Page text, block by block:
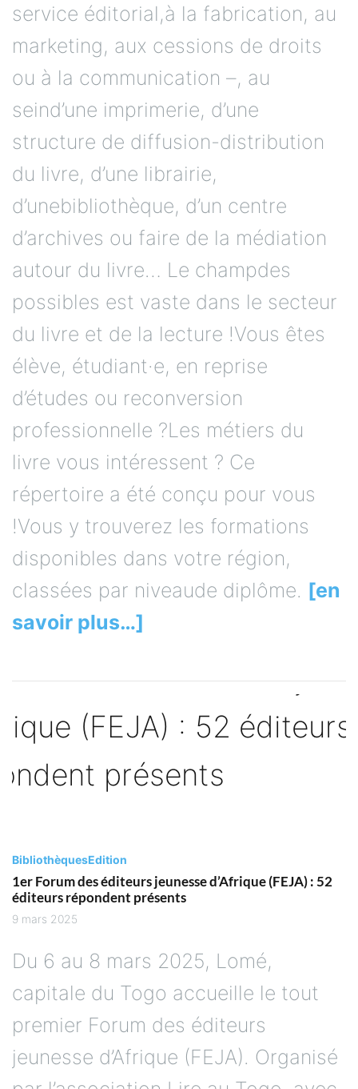
service éditorial,à la fabrication, au
marketing, aux cessions de droits
ou à la communication –, au
seind’une imprimerie, d’une
structure de diffusion-distribution
du livre, d’une librairie,
d’unebibliothèque, d’un centre
d’archives ou faire de la médiation
autour du livre… Le champdes
possibles est vaste dans le secteur
du livre et de la lecture !Vous êtes
élève, étudiant·e, en reprise
d’études ou reconversion
professionnelle ?Les métiers du
livre vous intéressent ? Ce
répertoire a été conçu pour vous
!Vous y trouverez les formations
disponibles dans votre région,
classées par niveaude diplôme. [en
savoir plus…]
BibliothèquesEdition
1er Forum des éditeurs jeunesse d’Afrique (FEJA) : 52
éditeurs répondent présents
9 mars 2025
Du 6 au 8 mars 2025, Lomé,
capitale du Togo accueille le tout
premier Forum des éditeurs
jeunesse d’Afrique (FEJA). Organisé